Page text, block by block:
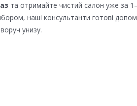
та отримайте чистий салон уже за
наші консультанти готові
унизу.